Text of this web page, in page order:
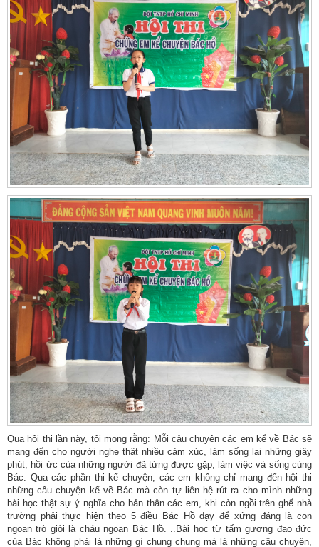
Qua hội thi lần này, tôi mong rằng: Mỗi câu chuyện các em kể về Bác sẽ
mang đến cho người nghe thật nhiều cảm xúc, làm sống lại những giây
phút, hồi ức của những người đã từng được gặp, làm việc và sống cùng
Bác. Qua các phần thi kể chuyện, các em không chỉ mang đến hội thi
những câu chuyện kể về Bác mà còn tự liên hệ rút ra cho mình những
bài học thật sự ý nghĩa cho bản thân các em, khi còn ngồi trên ghế nhà
trường phải thực hiện theo 5 điều Bác Hồ dạy để xứng đáng là con
ngoan trò giỏi là cháu ngoan Bác Hồ. ..Bài học từ tấm gương đạo đức
của Bác không phải là những gì chung chung mà là những câu chuyện,